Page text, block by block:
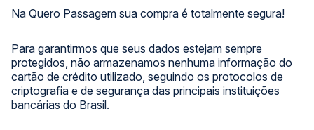
Na Quero Passagem sua compra é totalmente segura!
Para garantirmos que seus dados estejam sempre
protegidos, não armazenamos nenhuma informação do
cartão de crédito utilizado, seguindo os protocolos de
criptografia e de segurança das principais instituições
bancárias do Brasil.